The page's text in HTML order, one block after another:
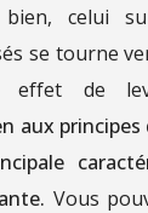
bien, celui
se tourne
effet de
aux principes
Vous